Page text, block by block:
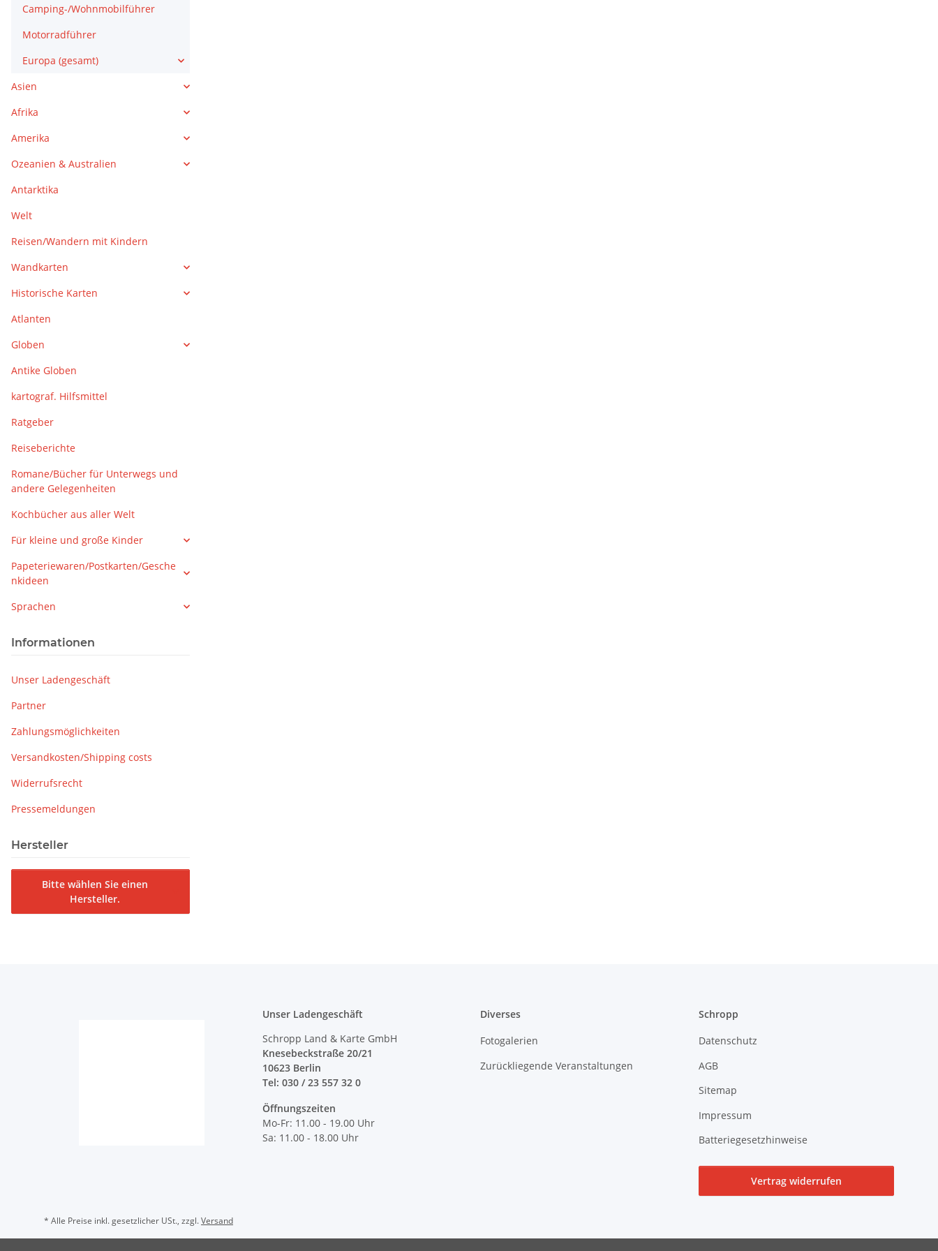
Camping-/Wohnmobilführer
Motorradführer
Europa (gesamt)
Asien
Afrika
Amerika
Ozeanien & Australien
Antarktika
Welt
Reisen/Wandern mit Kindern
Wandkarten
Historische Karten
Atlanten
Globen
Antike Globen
kartograf. Hilfsmittel
Ratgeber
Reiseberichte
Romane/Bücher für Unterwegs und
andere Gelegenheiten
Kochbücher aus aller Welt
Für kleine und große Kinder
Papeteriewaren/Postkarten/Gesche
nkideen
Sprachen
Informationen
Unser Ladengeschäft
Partner
Zahlungsmöglichkeiten
Versandkosten/Shipping costs
Widerrufsrecht
Pressemeldungen
Hersteller
Bitte wählen Sie einen
Hersteller.
Unser Ladengeschäft
Schropp Land & Karte GmbH
Knesebeckstraße 20/21
10623 Berlin
Tel: 030 / 23 557 32 0
Öffnungszeiten
Mo-Fr: 11.00 - 19.00 Uhr
Sa: 11.00 - 18.00 Uhr
Diverses
Fotogalerien
Zurückliegende Veranstaltungen
Schropp
Datenschutz
AGB
Sitemap
Impressum
Batteriegesetzhinweise
Vertrag widerrufen
* Alle Preise inkl. gesetzlicher USt., zzgl.Versand